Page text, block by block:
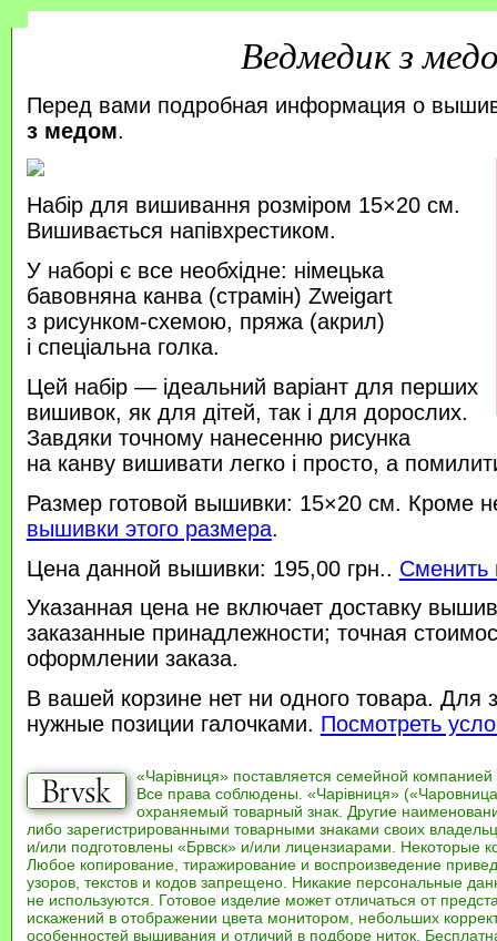
Ведмедик з
Перед вами подробная информация о
з медом.
Набір для вишивання розміром 15×20 см.
Вишивається напівхрестиком.
У наборі є все необхідне: німецька
бавовняна канва (страмін) Zweigart
з рисунком-схемою, пряжа (акрил)
і спеціальна голка.
Цей набір — ідеальний варіант для перших
вишивок, як для дітей, так і для дорослих.
Завдяки точному нанесенню рисунка
на канву вишивати легко і просто, а
Размер готовой вышивки: 15×20 см. Кроме
вышивки этого размера.
Цена данной вышивки: 195,00 грн.. Сменить
Указанная цена не включает доставку
заказанные принадлежности; точная
оформлении заказа.
В вашей корзине нет ни одного товара. Для
нужные позиции галочками. Посмотреть
«Чарівниця» поставляется семейной компанией
Все права соблюдены. «Чарівниця»
охраняемый товарный знак. Другие
либо зарегистрированными товарными знаками своих
и/или подготовлены «Брвск» и/или лицензиарами. Некоторые
Любое копирование, тиражирование и воспроизведение
узоров, текстов и кодов запрещено. Никакие персональные
не используются. Готовое изделие может отличаться от
искажений в отображении цвета монитором, небольших
особенностей вышивания и отличий в подборе ниток.